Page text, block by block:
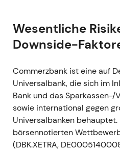
Februar 2021 (03.–11.
Öffentlichkeit vor —
Kosteneinsparungen
2024, einem RoTE-
Digitalisierung, der
sowie dem Abbau von
Wesentliche
Downside-
Commerzbank ist eine auf
Universalbank, die sich im
Bank und das Sparkassen-/
sowie international gegen
Universalbanken
börsennotierten
(DBK.XETRA,